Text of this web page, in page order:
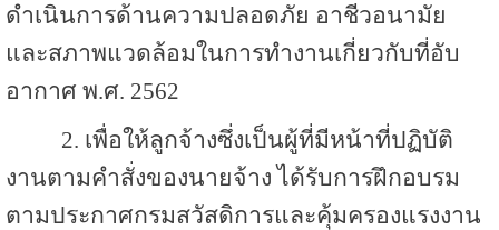
ดำเนินการด้านความปลอดภัย อาชีวอนามัย
และสภาพแวดล้อมในการทำงานเกี่ยวกับที่อับ
อากาศ พ.ศ. 2562
2. เพื่อให้ลูกจ้างซึ่งเป็นผู้ที่มีหน้าที่ปฏิบัติ
งานตามคำสั่งของนายจ้าง ได้รับการฝึกอบรม
ตามประกาศกรมสวัสดิการและคุ้มครองแรงงาน